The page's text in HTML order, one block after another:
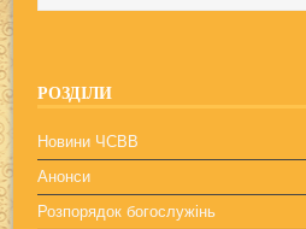
РОЗДІЛИ
Новини ЧСВВ
Анонси
Розпорядок богослужінь